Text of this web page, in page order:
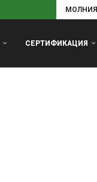
МОЛНИЯ
СЕРТИФИКАЦИЯ